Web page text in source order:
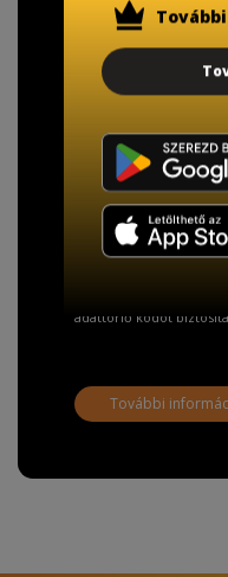
TISZTELT
Fizetésnél kérje
adatainak
A Kormány döntése
adathordozó termék
adattörlő kódot
További